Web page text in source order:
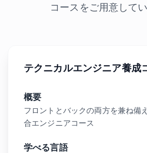
コースをご用意して
テクニカルエンジニア養成
概要
フロントとバックの両方を兼ね備
合エンジニアコース
学べる言語